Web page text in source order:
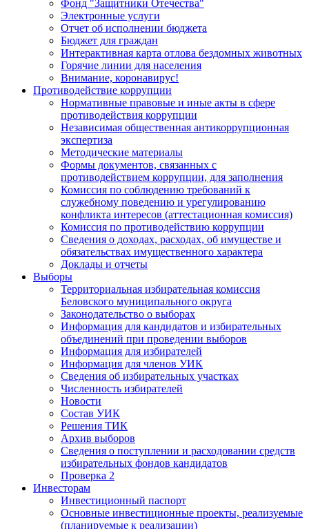
Фонд "Защитники Отечества"
Электронные услуги
Отчет об исполнении бюджета
Бюджет для граждан
Интерактивная карта отлова бездомных животных
Горячие линии для населения
Внимание, коронавирус!
Противодействие коррупции
Нормативные правовые и иные акты в сфере
противодействия коррупции
Независимая общественная антикоррупционная
экспертиза
Методические материалы
Формы документов, связанных с
противодействием коррупции, для заполнения
Комиссия по соблюдению требований к
служебному поведению и урегулированию
конфликта интересов (аттестационная комиссия)
Комиссия по противодействию коррупции
Сведения о доходах, расходах, об имуществе и
обязательствах имущественного характера
Доклады и отчеты
Выборы
Территориальная избирательная комиссия
Беловского муниципального округа
Законодательство о выборах
Информация для кандидатов и избирательных
объединений при проведении выборов
Информация для избирателей
Информация для членов УИК
Сведения об избирательных участках
Численность избирателей
Новости
Состав УИК
Решения ТИК
Архив выборов
Сведения о поступлении и расходовании средств
избирательных фондов кандидатов
Проверка 2
Инвесторам
Инвестиционный паспорт
Основные инвестиционные проекты, реализуемые
(планируемые к реализации)